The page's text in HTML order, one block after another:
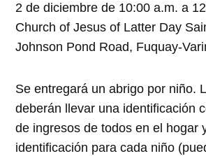
2 de diciembre de 10:00 a.m. a
Church of Jesus of Latter Day
Johnson Pond Road, Fuquay-
Se entregará un abrigo por niño.
deberán llevar una identificación
de ingresos de todos en el hogar
identificación para cada niño